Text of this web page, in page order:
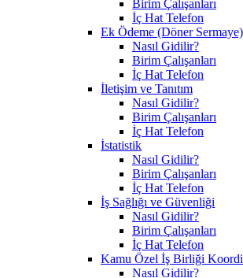
Birim Çalışanları
İç Hat Telefon
Ek Ödeme (Döner
Nasıl Gidilir?
Birim Çalışanları
İç Hat Telefon
İletişim ve Tanıtım
Nasıl Gidilir?
Birim Çalışanları
İç Hat Telefon
İstatistik
Nasıl Gidilir?
Birim Çalışanları
İç Hat Telefon
İş Sağlığı ve Güvenliği
Nasıl Gidilir?
Birim Çalışanları
İç Hat Telefon
Kamu Özel İş Birliği
Nasıl Gidilir?